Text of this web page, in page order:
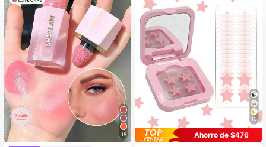
15
10
Ahorro de $476